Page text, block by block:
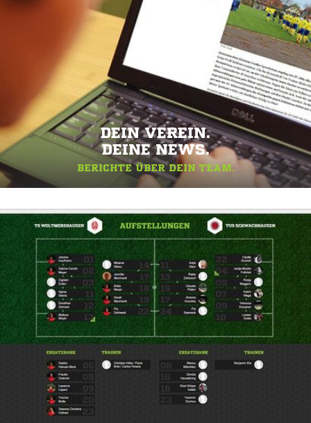
DEIN VEREIN.
DEINE NEWS.
BERICHTE ÜBER DEIN TEAM.